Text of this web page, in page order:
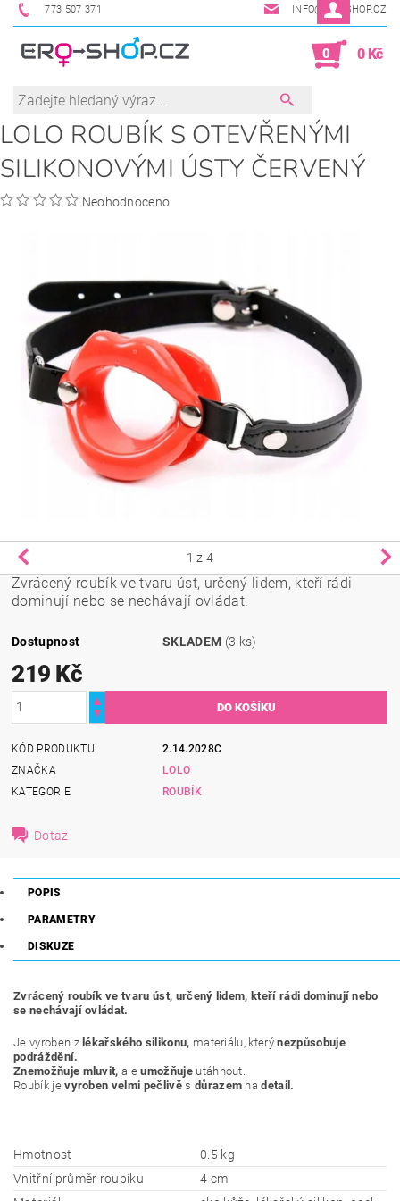
773 507 371 INFO@ERO-SHOP.CZ
0 0 Kč
LOLO ROUBÍK S OTEVŘENÝMI
SILIKONOVÝMI ÚSTY ČERVENÝ
Neohodnoceno
1 z 4
Zvrácený roubík ve tvaru úst, určený lidem, kteří rádi
dominují nebo se nechávají ovládat.
Dostupnost SKLADEM (3 ks)
219 Kč
KÓD PRODUKTU
2.14.2028C
ZNAČKA
LOLO
KATEGORIE
ROUBÍK
Dotaz
POPIS
PARAMETRY
DISKUZE
Zvrácený roubík ve tvaru úst, určený lidem, kteří rádi dominují nebo
se nechávají ovládat.
Je vyroben z lékařského silikonu, materiálu, kterýnezpůsobuje
podráždění.
Znemožňuje mluvit, aleumožňujeutáhnout.
Roubík jevyroben velmi pečlivěs důrazem nadetail.
Hmotnost
0.5 kg
Vnitřní průměr roubíku
4 cm